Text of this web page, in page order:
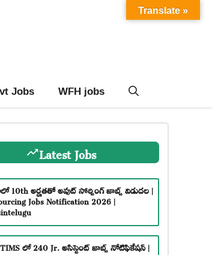
Jobs WFH jobs
Latest Jobs
అర్హతతో అవుట్ సోర్సింగ్ జాబ్స్ విడుదల |
Jobs Notification 2026 |
లో 240 Jr. అసిస్టెంట్ జాబ్స్ నోటిఫికేషన్ |
Translate »